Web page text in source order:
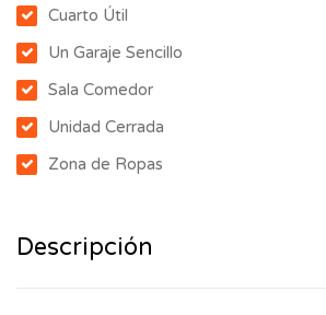
Cuarto Útil
Un Garaje Sencillo
Sala Comedor
Unidad Cerrada
Zona de Ropas
Descripción